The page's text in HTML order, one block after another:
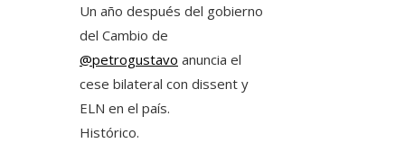
Un año después del gobierno
del Cambio de
@petrogustavo anuncia el
cese bilateral con dissent y
ELN en el país.
Histórico.